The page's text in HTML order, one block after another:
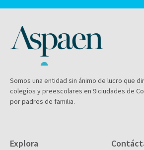
Somos una entidad sin ánimo de lucro que
colegios y preescolares en 9 ciudades de
por padres de familia.
Explora